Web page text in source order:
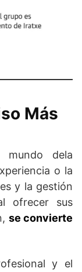
Más
mundo dela
o la
y la gestión
ofrecer sus
se convierte
y el